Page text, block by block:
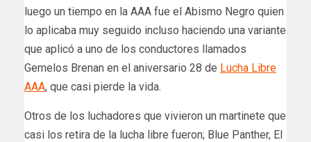
luego un tiempo en la AAA fue el Abismo Negro quien
lo aplicaba muy seguido incluso haciendo una variante
que aplicó a uno de los conductores llamados
Gemelos Brenan en el aniversario 28 de Lucha Libre
AAA, que casi pierde la vida.
Otros de los luchadores que vivieron un martinete que
casi los retira de la lucha libre fueron; Blue Panther, El